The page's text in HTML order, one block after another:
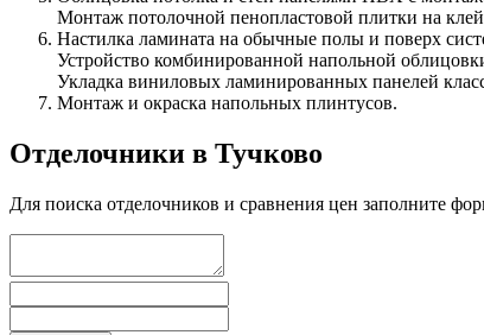
Монтаж потолочной пенопластовой плитки на
Настилка ламината на обычные полы и поверх
Устройство комбинированной напольной
Укладка виниловых ламинированных панелей
Монтаж и окраска напольных плинтусов.
Отделочники в Тучково
Для поиска отделочников и сравнения цен заполните